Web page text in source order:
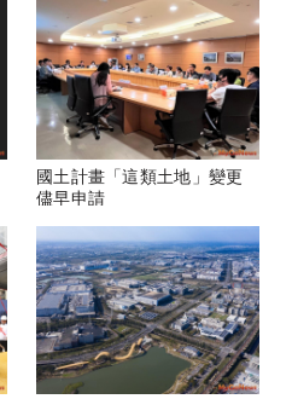
國土計畫「這類土地」變更
儘早申請